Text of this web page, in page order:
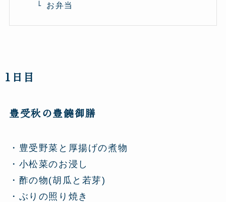
お弁当
1日目
豊受秋の豊饒御膳
・豊受野菜と厚揚げの煮物
・小松菜のお浸し
・酢の物(胡瓜と若芽)
・ぶりの照り焼き